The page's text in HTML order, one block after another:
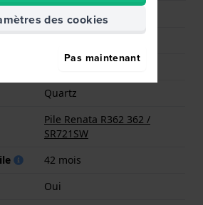
Ronda
Quartz
Pile Renata R362 362 /
SR721SW
42 mois
Oui
des cookies
Pas maintenant